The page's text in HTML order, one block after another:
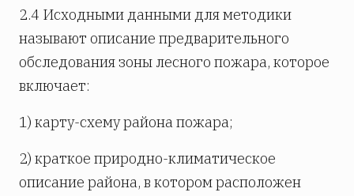
2.4 Исходными данными для методики
называют описание предварительного
обследования зоны лесного пожара, которое
включает:
1) карту-схему района пожара;
2) краткое природно-климатическое
описание района, в котором расположен